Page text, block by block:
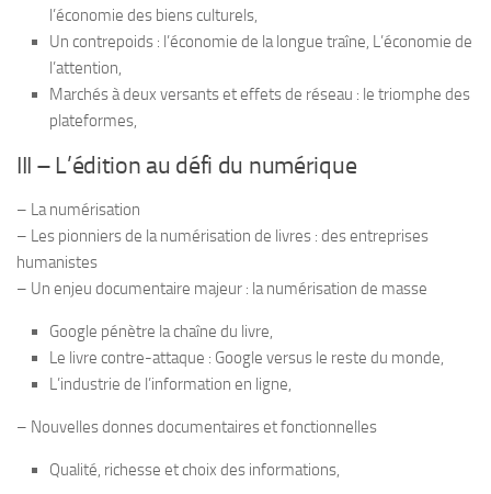
l’économie des biens culturels,
Un contre­poids : l’économie de la longue traîne, L’économie de
l’attention,
Mar­chés à deux ver­sants et effets de réseau : le triomphe des
plateformes,
III – L’édition au défi du numérique
– La numé­ri­sa­tion
– Les pion­niers de la numé­ri­sa­tion de livres : des entre­prises
huma­nistes
– Un enjeu docu­men­taire majeur : la numé­ri­sa­tion de masse
Google pénètre la chaîne du livre,
Le livre contre-​attaque : Google ver­sus le reste du monde,
L’industrie de l’information en ligne,
– Nou­velles donnes docu­men­taires et fonctionnelles
Qua­lité, richesse et choix des informations,